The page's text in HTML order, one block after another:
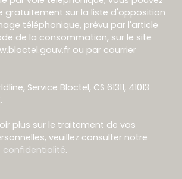
gratuitement sur la liste d'opposition
téléphonique, prévu par l'article
de la consommation, sur le site
ou par courrier
Service Bloctel, CS 61311, 41013
plus sur le traitement de vos
veuillez consulter notre
confidentialité.